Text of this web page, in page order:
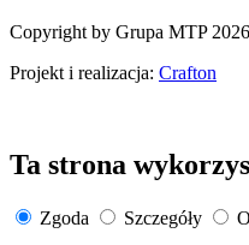
Copyright by Grupa MTP 2026
Projekt i realizacja: Crafton
Ta strona
Zgoda Szczegóły